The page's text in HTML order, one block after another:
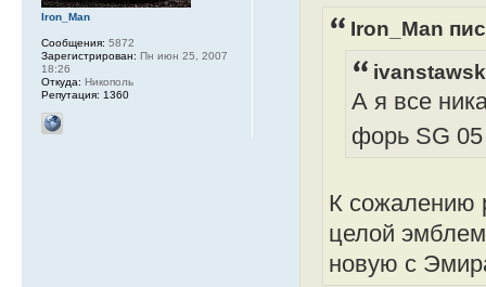
Iron_Man
А я все
форь SG
К сожалению
целой
новую с
Iron_Man
Сообщения: 5872
Зарегистрирован: Пн июн 25, 2007
18:26
Откуда: Никополь
Репутация: 1360